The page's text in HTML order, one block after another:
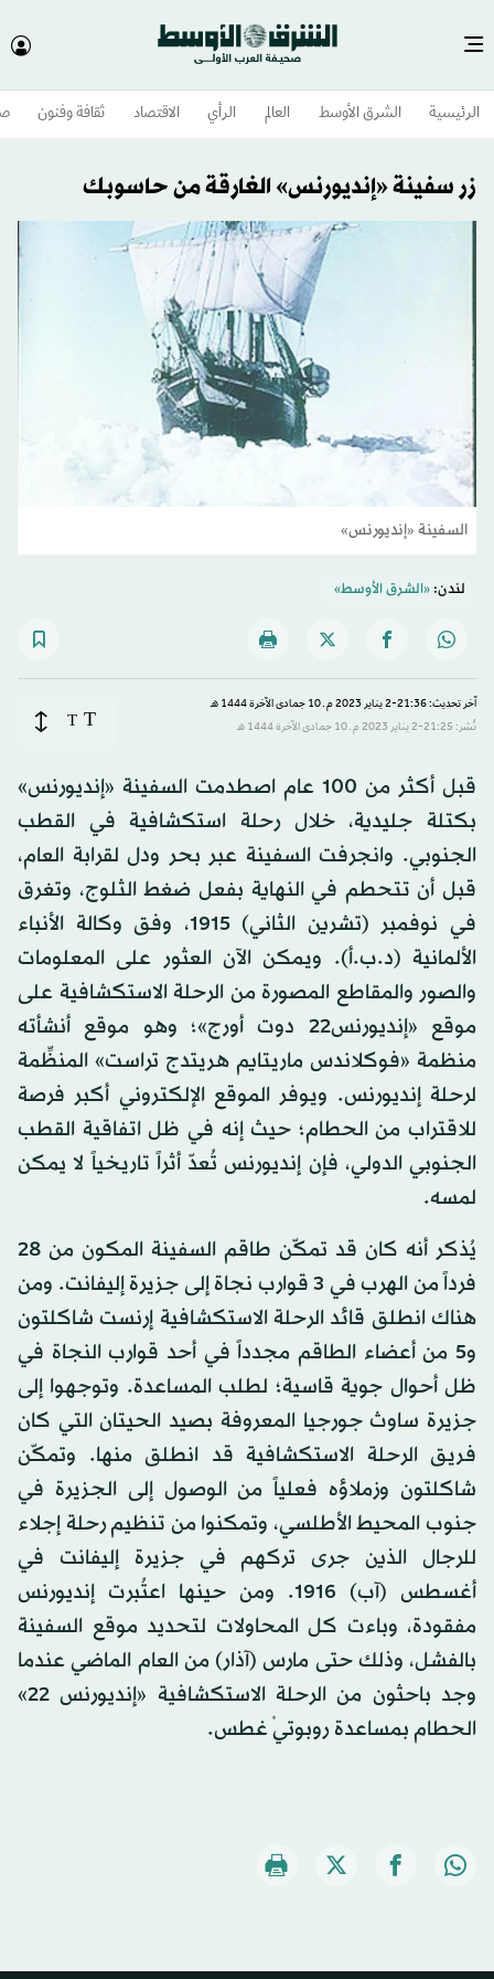
الرئيسية الشرق الأوسط​ العالم الرأي الاقتصاد ثقافة وفنون
زر سفينة «إنديورنس» الغارقة من حاسوبك
السفينة «إنديورنس»
لندن:«الشرق الأوسط»
آخر تحديث: 21:36-2 يناير 2023 م ـ 10 جمادى الآخرة 1444 هـ
نُشر: 21:25-2 يناير 2023 م ـ 10 جمادى الآخرة 1444 هـ
T
T
قبل أكثر من 100 عام اصطدمت السفينة «إنديورنس»
بكتلة جليدية، خلال رحلة استكشافية في القطب
الجنوبي. وانجرفت السفينة عبر بحر ودل لقرابة العام،
قبل أن تتحطم في النهاية بفعل ضغط الثلوج، وتغرق
في نوفمبر (تشرين الثاني) 1915، وفق وكالة الأنباء
الألمانية (د.ب.أ). ويمكن الآن العثور على المعلومات
والصور والمقاطع المصورة من الرحلة الاستكشافية على
موقع «إنديورنس22 دوت أورج»؛ وهو موقع أنشأته
منظمة «فوكلاندس ماريتايم هريتدج تراست» المنظِّمة
لرحلة إنديورنس. ويوفر الموقع الإلكتروني أكبر فرصة
للاقتراب من الحطام؛ حيث إنه في ظل اتفاقية القطب
الجنوبي الدولي، فإن إنديورنس تُعدّ أثراً تاريخياً لا يمكن
لمسه.
يُذكر أنه كان قد تمكّن طاقم السفينة المكون من 28
فرداً من الهرب في 3 قوارب نجاة إلى جزيرة إليفانت. ومن
هناك انطلق قائد الرحلة الاستكشافية إرنست شاكلتون
و5 من أعضاء الطاقم مجدداً في أحد قوارب النجاة في
ظل أحوال جوية قاسية؛ لطلب المساعدة. وتوجهوا إلى
جزيرة ساوث جورجيا المعروفة بصيد الحيتان التي كان
فريق الرحلة الاستكشافية قد انطلق منها. وتمكّن
شاكلتون وزملاؤه فعلياً من الوصول إلى الجزيرة في
جنوب المحيط الأطلسي، وتمكنوا من تنظيم رحلة إجلاء
للرجال الذين جرى تركهم في جزيرة إليفانت في
أغسطس (آب) 1916. ومن حينها اعتُبرت إنديورنس
مفقودة، وباءت كل المحاولات لتحديد موقع السفينة
بالفشل، وذلك حتى مارس (آذار) من العام الماضي عندما
وجد باحثون من الرحلة الاستكشافية «إنديورنس 22»
الحطام بمساعدة روبوتيْ غطس.